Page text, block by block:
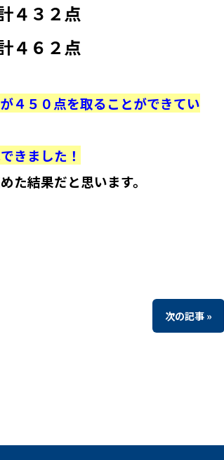
３２点
６２点
４５０点を取ることができてい
きました！
た結果だと思います。
次の記事 »